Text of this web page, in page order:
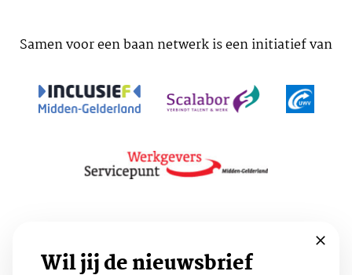
Samen voor een baan netwerk is een initiatief van
Wil jij de nieuwsbrief